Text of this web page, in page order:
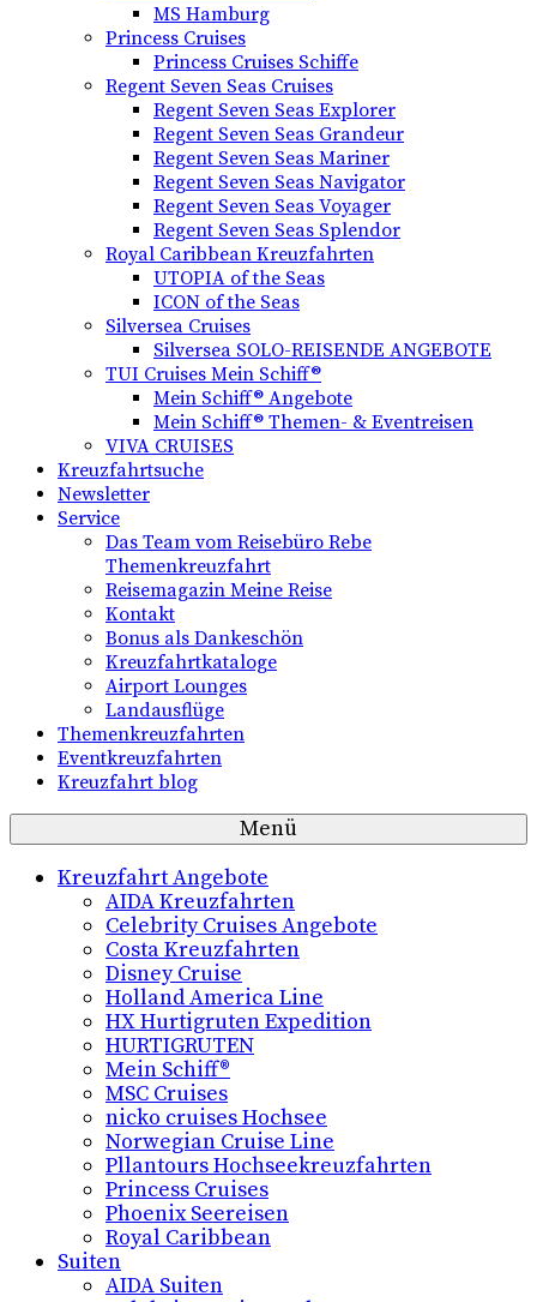
MS Hamburg
Princess Cruises
Princess Cruises Schiffe
Regent Seven Seas Cruises
Regent Seven Seas Explorer
Regent Seven Seas Grandeur
Regent Seven Seas Mariner
Regent Seven Seas Navigator
Regent Seven Seas Voyager
Regent Seven Seas Splendor
Royal Caribbean Kreuzfahrten
UTOPIA of the Seas
ICON of the Seas
Silversea Cruises
Silversea SOLO-REISENDE ANGEBOTE
TUI Cruises Mein Schiff®
Mein Schiff® Angebote
Mein Schiff® Themen- & Eventreisen
VIVA CRUISES
Kreuzfahrtsuche
Newsletter
Service
Das Team vom Reisebüro Rebe
Themenkreuzfahrt
Reisemagazin Meine Reise
Kontakt
Bonus als Dankeschön
Kreuzfahrtkataloge
Airport Lounges
Landausflüge
Themenkreuzfahrten
Eventkreuzfahrten
Kreuzfahrt blog
Menü
Kreuzfahrt Angebote
AIDA Kreuzfahrten
Celebrity Cruises Angebote
Costa Kreuzfahrten
Disney Cruise
Holland America Line
HX Hurtigruten Expedition
HURTIGRUTEN
Mein Schiff®
MSC Cruises
nicko cruises Hochsee
Norwegian Cruise Line
Pllantours Hochseekreuzfahrten
Princess Cruises
Phoenix Seereisen
Royal Caribbean
Suiten
AIDA Suiten